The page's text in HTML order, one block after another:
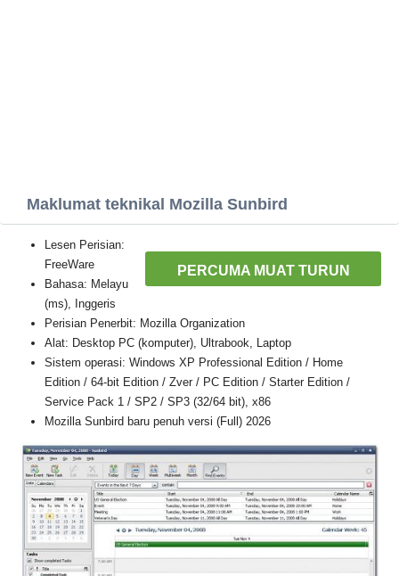
Maklumat teknikal Mozilla Sunbird
PERCUMA MUAT TURUN
Lesen Perisian:
FreeWare
Bahasa: Melayu
(ms), Inggeris
Perisian Penerbit: Mozilla Organization
Alat: Desktop PC (komputer), Ultrabook, Laptop
Sistem operasi: Windows XP Professional Edition / Home
Edition / 64-bit Edition / Zver / PC Edition / Starter Edition /
Service Pack 1 / SP2 / SP3 (32/64 bit), x86
Mozilla Sunbird baru penuh versi (Full) 2026